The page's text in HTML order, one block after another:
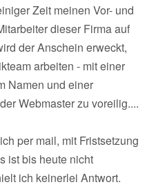
Zeit meinen Vor- und
dieser Firma auf
der Anschein erweckt,
arbeiten - mit einer
Namen und einer
Webmaster zu voreilig....
per mail, mit Fristsetzung
ist bis heute nicht
ich keinerlei Antwort.